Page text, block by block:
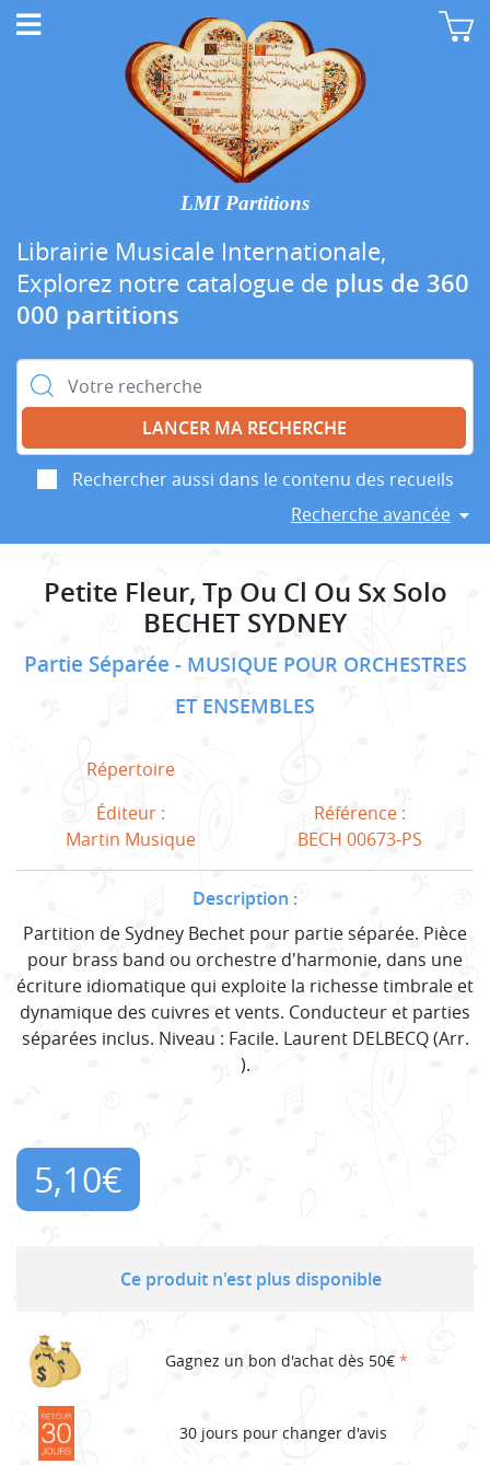
LMI Partitions
Librairie Musicale Internationale,
Explorez notre catalogue de plus de 360
000 partitions
Rechercher :
Rechercher aussi dans le contenu des recueils
Recherche avancée
Petite Fleur, Tp Ou Cl Ou Sx Solo
BECHET SYDNEY
Partie Séparée
MUSIQUE POUR ORCHESTRES
ET ENSEMBLES
Répertoire
Éditeur :
Martin Musique
Référence :
BECH 00673-PS
Description :
Partition de Sydney Bechet pour partie séparée. Pièce
pour brass band ou orchestre d'harmonie, dans une
écriture idiomatique qui exploite la richesse timbrale et
dynamique des cuivres et vents. Conducteur et parties
séparées inclus. Niveau : Facile. Laurent DELBECQ (Arr.
).
5,10€
Ce produit n'est plus disponible
Gagnez un bon d'achat dès 50€ *
30 jours pour changer d'avis